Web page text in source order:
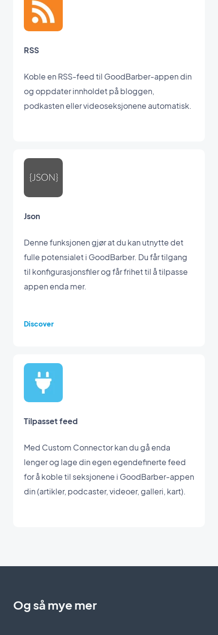
RSS
Koble en RSS-feed til GoodBarber-appen din
og oppdater innholdet på bloggen,
podkasten eller videoseksjonene automatisk.
Json
Denne funksjonen gjør at du kan utnytte det
fulle potensialet i GoodBarber. Du får tilgang
til konfigurasjonsfiler og får frihet til å tilpasse
appen enda mer.
Discover
Tilpasset feed
Med Custom Connector kan du gå enda
lenger og lage din egen egendefinerte feed
for å koble til seksjonene i GoodBarber-appen
din (artikler, podcaster, videoer, galleri, kart).
Og så mye mer